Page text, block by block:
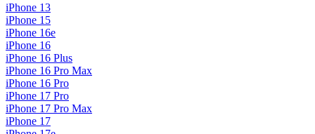
iPhone 13
iPhone 15
iPhone 16e
iPhone 16
iPhone 16 Plus
iPhone 16 Pro Max
iPhone 16 Pro
iPhone 17 Pro
iPhone 17 Pro Max
iPhone 17